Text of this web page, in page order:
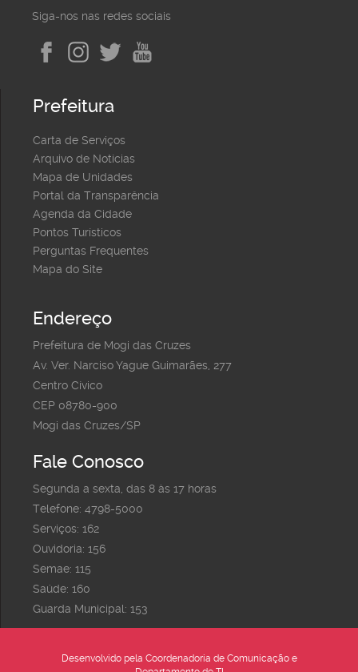
Siga-nos nas redes sociais
Prefeitura
Carta de Serviços
Arquivo de Notícias
Mapa de Unidades
Portal da Transparência
Agenda da Cidade
Pontos Turísticos
Perguntas Frequentes
Mapa do Site
Endereço
Prefeitura de Mogi das Cruzes
Av. Ver. Narciso Yague Guimarães, 277
Centro Cívico
CEP 08780-900
Mogi das Cruzes/SP
Fale Conosco
Segunda a sexta, das 8 às 17 horas
Telefone: 4798-5000
Serviços: 162
Ouvidoria: 156
Semae: 115
Saúde: 160
Guarda Municipal: 153
Desenvolvido pela Coordenadoria de Comunicação e